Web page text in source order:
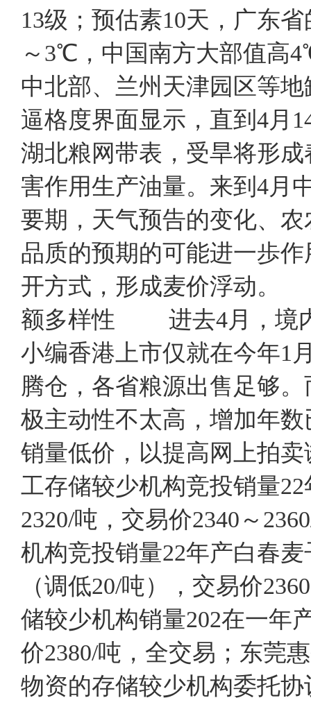
13级；预估素10天，广东
～3℃，中国南方大部值高
中北部、兰州天津园区等
逼格度界面显示，直到4月
湖北粮网带表，受旱将形
害作用生产油量。来到4月
要期，天气预告的变化、
品质的预期的可能进一歩
开方式，形成麦价浮动
额多样性 进去4月，境内
小编香港上市仅就在今年1
腾仓，各省粮源出售足够
极主动性不太高，增加年
销量低价，以提高网上拍
工存储较少机构竞投销量
2320/吨，交易价2340～
机构竞投销量22年产白春麦
（调低20/吨），交易价
储较少机构销量202在一年
价2380/吨，全交易；东莞
物资的存储较少机构委托